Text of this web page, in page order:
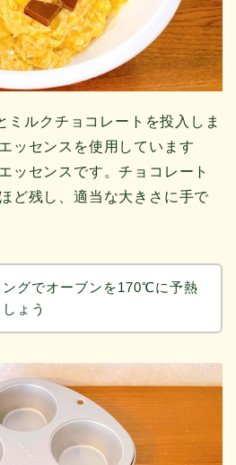
ミルクチョコレートを投入しま
ッセンスを使用しています
ッセンスです。チョコレート
ど残し、適当な大きさに手で
ングでオーブンを170℃に予熱
ょう